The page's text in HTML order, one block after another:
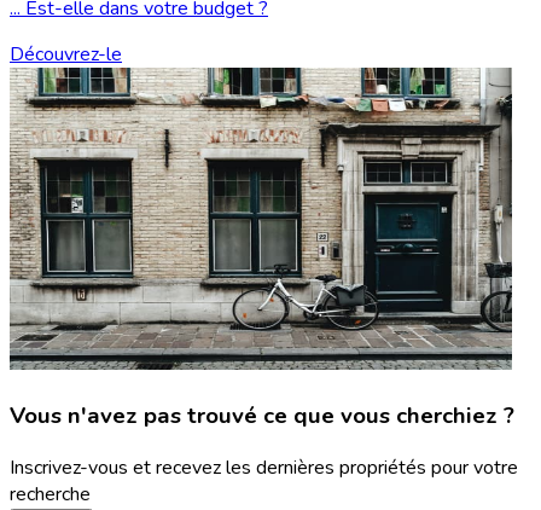
... Est-elle dans votre budget ?
Découvrez-le
Vous n'avez pas trouvé ce que vous cherchiez ?
Inscrivez-vous et recevez les dernières propriétés pour votre
recherche